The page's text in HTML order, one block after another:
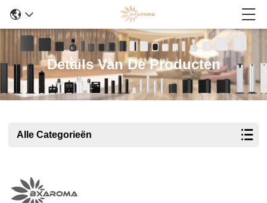
Details Van De Producten
Alle Categorieën